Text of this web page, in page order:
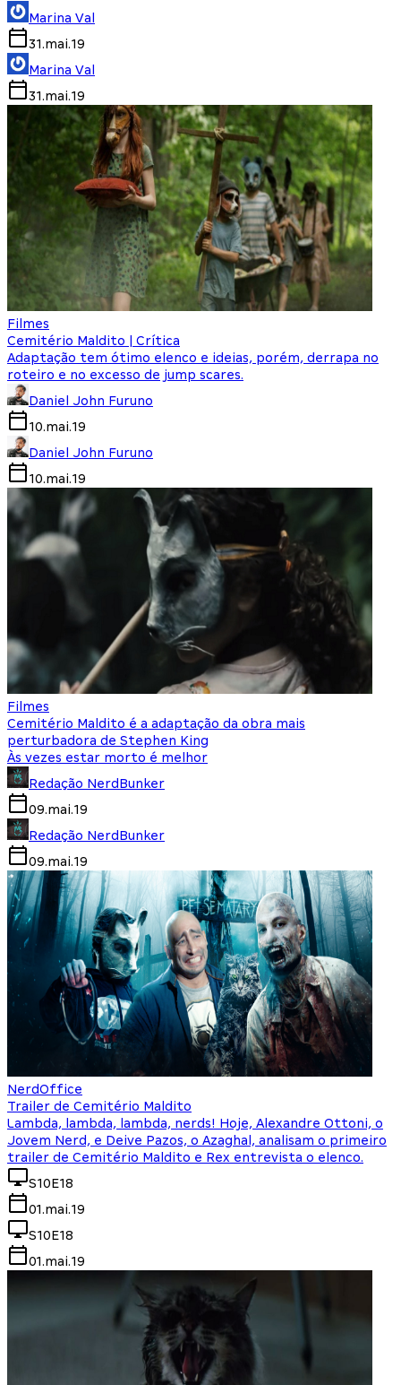
Marina Val
31.mai.19
Marina Val
31.mai.19
Filmes
Cemitério Maldito | Crítica
Adaptação tem ótimo elenco e ideias, porém, derrapa no
roteiro e no excesso de jump scares.
Daniel John Furuno
10.mai.19
Daniel John Furuno
10.mai.19
Filmes
Cemitério Maldito é a adaptação da obra mais
perturbadora de Stephen King
Às vezes estar morto é melhor
Redação NerdBunker
09.mai.19
Redação NerdBunker
09.mai.19
NerdOffice
Trailer de Cemitério Maldito
Lambda, lambda, lambda, nerds! Hoje, Alexandre Ottoni, o
Jovem Nerd, e Deive Pazos, o Azaghal, analisam o primeiro
trailer de Cemitério Maldito e Rex entrevista o elenco.
S10E18
01.mai.19
S10E18
01.mai.19